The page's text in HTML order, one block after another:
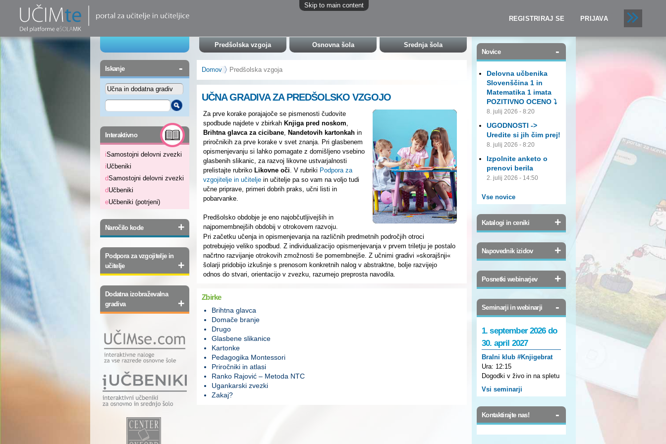
Skip to main content
REGISTRIRAJ SE
PRIJAVA
Predšolska vzgoja Osnovna šola Srednja šola
Iskanje -
Interaktivno -
iSamostojni delovni zvezki
iUčbeniki
dSamostojni delovni zvezki
dUčbeniki
eUčbeniki (potrjeni)
Naročilo kode +
Podpora za vzgojitelje in
učitelje
+
Dodatna izobraževalna
gradiva
+
Domov Predšolska vzgoja
UČNA GRADIVA ZA PREDŠOLSKO VZGOJO
Za prve korake porajajoče se pismenosti čudovite
spodbude najdete v zbirkah Knjiga pred noskom
Brihtna glavca za cicibane
Nandetovih kartonkah in
priročnikih za prve korake v svet znanja. Pri glasbenem
opismenjevanju si lahko pomagate z domišljeno vsebino
glasbenih slikanic, za razvoj likovne ustvarjalnosti
prelistajte rubriko Likovne oči . V rubriki Podpora za
vzgojitelje in učitelje in učitelje pa so vam na voljo tudi
učne priprave, primeri dobrih praks, učni listi in
pobarvanke.
Predšolsko obdobje je eno najobčutljivejših in
najpomembnejših obdobij v otrokovem razvoju.
Pri začetku učenja in opismenjevanja na različnih predmetnih področjih otroci
potrebujejo veliko spodbud. Z individualizacijo opismenjevanja v prvem triletju je postalo
načrtno razvijanje otrokovih zmožnosti še pomembnejše. Z učnimi gradivi »skorajšnji«
šolarji pridobijo izkušnje s prenosom konkretnih nalog v abstraktne, bolje razvijejo
odnos do stvari, orientacijo v zvezku, razumejo preprosta navodila.
Zbirke
Brihtna glavca
Domače branje
Drugo
Glasbene slikanice
Kartonke
Pedagogika Montessori
Priročniki in atlasi
Ranko Rajović – Metoda NTC
Ugankarski zvezki
Zakaj?
Novice -
Delovna učbenika
Slovenščina 1 in
Matematika 1 imata
POZITIVNO OCENO ⤵️
8. julij 2026 - 8:20
UGODNOSTI ->
Uredite si jih čim prej!
8. julij 2026 - 8:20
Izpolnite anketo o
prenovi berila
2. julij 2026 - 14:50
Vse novice
Katalogi in ceniki +
Napovednik izidov +
Posnetki webinarjev +
Seminarji in webinarji -
1. september 2026 do
30. april 2027
Bralni klub #Knjigebrat
Ura: 12:15
Dogodki v živo in na spletu
Vsi seminarji
Kontaktirajte nas! -